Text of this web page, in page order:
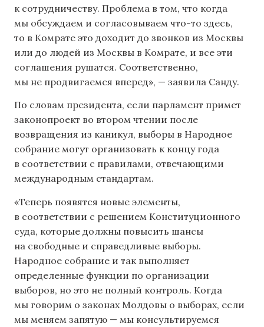
к сотрудничеству. Проблема в том, что когда
мы обсуждаем и согласовываем что-то здесь,
то в Комрате это доходит до звонков из Москвы
или до людей из Москвы в Комрате, и все эти
соглашения рушатся. Соответственно,
мы не продвигаемся вперед», — заявила Санду.
По словам президента, если парламент примет
законопроект во втором чтении после
возвращения из каникул, выборы в Народное
собрание могут организовать к концу года
в соответствии с правилами, отвечающими
международным стандартам.
«Теперь появятся новые элементы,
в соответствии с решением Конституционного
суда, которые должны повысить шансы
на свободные и справедливые выборы.
Народное собрание и так выполняет
определенные функции по организации
выборов, но это не полный контроль. Когда
мы говорим о законах Молдовы о выборах, если
мы меняем запятую — мы консультируемся